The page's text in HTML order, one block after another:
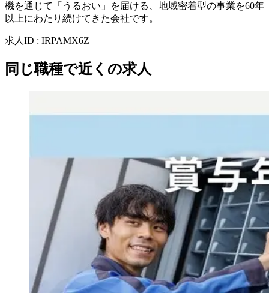
機を通じて「うるおい」を届ける、地域密着型の事業を60年
以上にわたり続けてきた会社です。
求人ID : IRPAMX6Z
同じ職種で近くの求人